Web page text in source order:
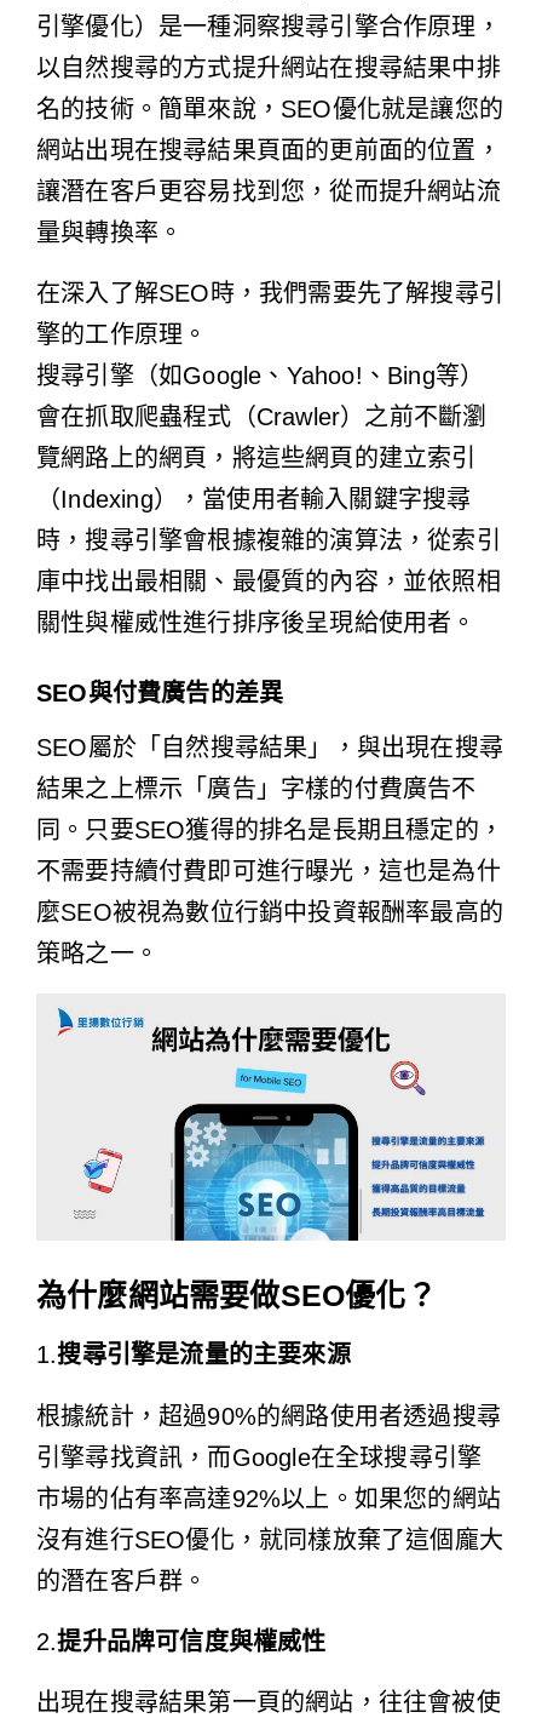
引擎優化）是一種洞察搜尋引擎合作原理，
以自然搜尋的方式提升網站在搜尋結果中排
名的技術。簡單來說，SEO優化就是讓您的
網站出現在搜尋結果頁面的更前面的位置，
讓潛在客戶更容易找到您，從而提升網站流
量與轉換率。
在深入了解SEO時，我們需要先了解搜尋引
擎的工作原理。
搜尋引擎（如Google、Yahoo!、Bing等）
會在抓取爬蟲程式（Crawler）之前不斷瀏
覽網路上的網頁，將這些網頁的建立索引
（Indexing），當使用者輸入關鍵字搜尋
時，搜尋引擎會根據複雜的演算法，從索引
庫中找出最相關、最優質的內容，並依照相
關性與權威性進行排序後呈現給使用者。
SEO與付費廣告的差異
SEO屬於「自然搜尋結果」，與出現在搜尋
結果之上標示「廣告」字樣的付費廣告不
同。只要SEO獲得的排名是長期且穩定的，
不需要持續付費即可進行曝光，這也是為什
麼SEO被視為數位行銷中投資報酬率最高的
策略之一。
為什麼網站需要做SEO優化？
1.搜尋引擎是流量的主要來源
根據統計，超過90%的網路使用者透過搜尋
引擎尋找資訊，而Google在全球搜尋引擎
市場的佔有率高達92%以上。如果您的網站
沒有進行SEO優化，就同樣放棄了這個龐大
的潛在客戶群。
2.提升品牌可信度與權威性
出現在搜尋結果第一頁的網站，往往會被使